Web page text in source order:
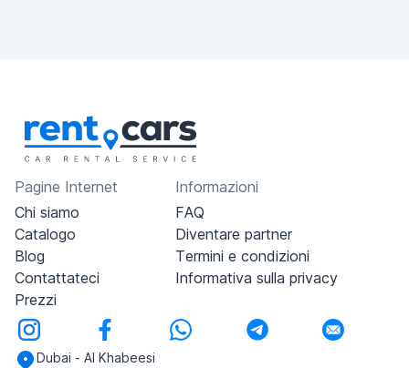
Pagine Internet
Chi siamo
Catalogo
Blog
Contattateci
Prezzi
Informazioni
FAQ
Diventare partner
Termini e condizioni
Informativa sulla privacy
Dubai - Al Khabeesi